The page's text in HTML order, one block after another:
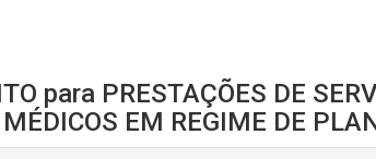
para PRESTAÇÕES DE
EM REGIME DE